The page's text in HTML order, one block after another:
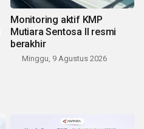
Monitoring aktif KMP
Mutiara Sentosa II resmi
berakhir
Minggu, 9 Agustus 2026